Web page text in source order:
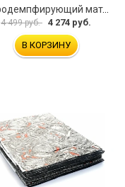
Вибродемпфирующий материал Dreamcar DC-2M0-S070050P7
4 499 руб. 4 274 руб.
В КОРЗИНУ